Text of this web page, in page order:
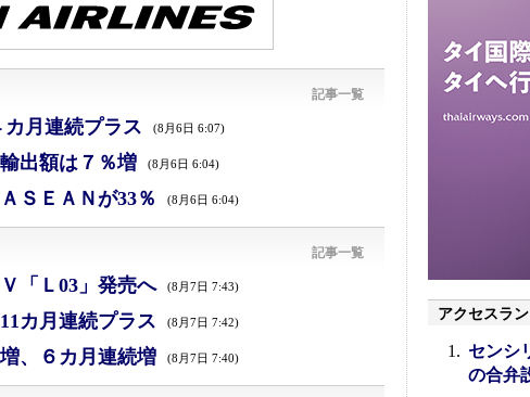
記事一覧
月連続プラス (8月6日 6:07)
出額は７％増 (8月6日 6:04)
ＳＥＡＮが33％ (8月6日 6:04)
記事一覧
「Ｌ03」発売へ (8月7日 7:43)
カ月連続プラス (8月7日 7:42)
、６カ月連続増 (8月7日 7:40)
アクセスラ
センシ
の合弁